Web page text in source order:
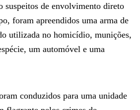
suspeitos de envolvimento direto
foram apreendidos uma arma de
utilizada no homicídio, munições,
um automóvel e uma
conduzidos para uma unidade